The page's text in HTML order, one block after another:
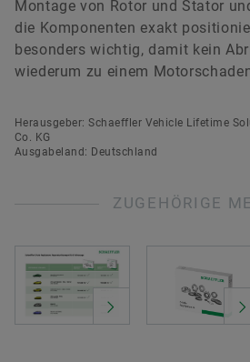
Montage von Rotor und Stator
die Komponenten exakt
besonders wichtig, damit kein
wiederum zu einem
Herausgeber: Schaeffler Vehicle Lifetime
Co. KG
Ausgabeland: Deutschland
ZUGEHÖRIGE